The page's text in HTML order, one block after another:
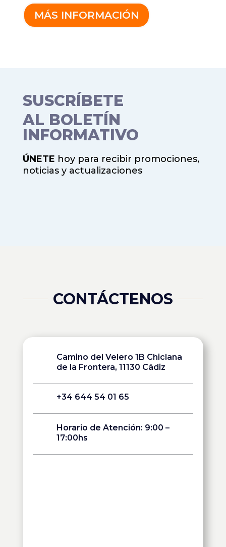
MÁS INFORMACIÓN
SUSCRÍBETE
AL BOLETÍN
INFORMATIVO
ÚNETE hoy para recibir promociones,
noticias y actualizaciones
CONTÁCTENOS
Camino del Velero 1B Chiclana
de la Frontera, 11130 Cádiz
+34 644 54 01 65
Horario de Atención: 9:00 –
17:00hs